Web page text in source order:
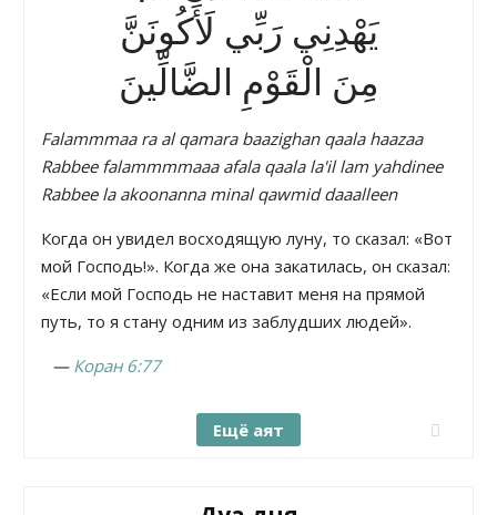
يَهْدِنِي رَبِّي لَأَكُونَنَّ
مِنَ الْقَوْمِ الضَّالِّينَ
Falammmaa ra al qamara baazighan qaala haazaa
Rabbee falammmmaaa afala qaala la'il lam yahdinee
Rabbee la akoonanna minal qawmid daaalleen
Когда он увидел восходящую луну, то сказал: «Вот
мой Господь!». Когда же она закатилась, он сказал:
«Если мой Господь не наставит меня на прямой
путь, то я стану одним из заблудших людей».
— Коран 6:77
Ещё аят